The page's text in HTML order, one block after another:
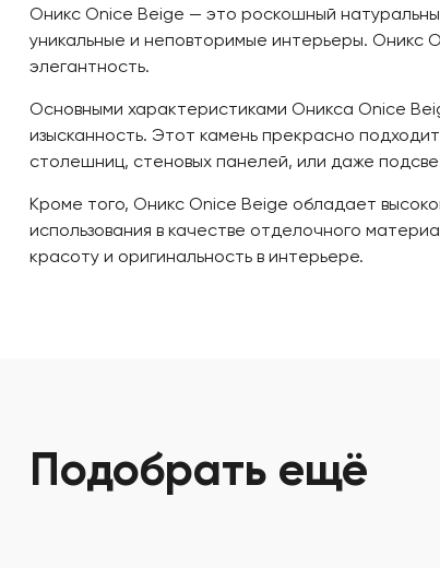
Оникс Onice Beige — это роскошный
уникальные и неповторимые интерьеры. Оникс
элегантность.
Основными характеристиками Оникса Onice
изысканность. Этот камень прекрасно
столешниц, стеновых панелей, или даже
Кроме того, Оникс Onice Beige обладает
использования в качестве отделочного
красоту и оригинальность в интерьере.
Подобрать ещё